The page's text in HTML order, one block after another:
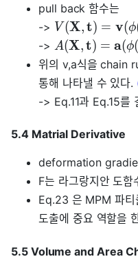
pull back 함수는
-> V (X,t) = v(ϕ
-> A(X,t) = a(ϕ
위의 v,a식을 chain
통해 나타낼 수 있다.
-> Eq.11과 Eq.15를
5.4 Matrial Derivative
deformation
F는 라그랑지안 도
Eq.23 은 MPM 파티
도출에 중요 역할을
5.5 Volume and Area